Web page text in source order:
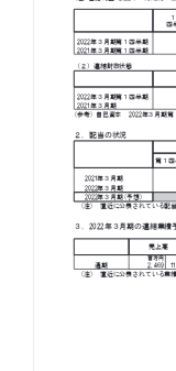
お問い合わせ
免責事項サイトマップ